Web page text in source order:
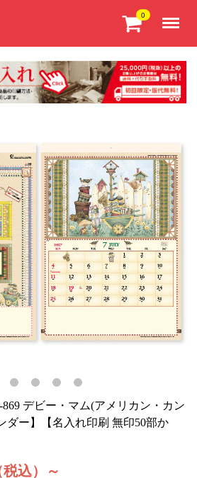
0
869 デビー・マム(アメリカン・カン
ダー】【名入れ印刷 無印50部か
込） ～